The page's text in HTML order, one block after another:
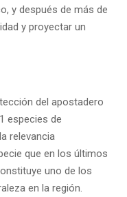
y después de más de
y proyectar un
del apostadero
especies de
relevancia
que en los últimos
uno de los
en la región.